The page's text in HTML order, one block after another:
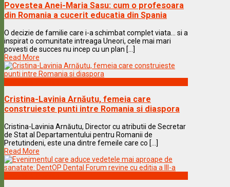
Povestea Anei-Maria Sasu: cum o profesoara
din Romania a cucerit educatia din Spania
O decizie de familie care i-a schimbat complet viata… si a
inspirat o comunitate intreaga Uneori, cele mai mari
povesti de succes nu incep cu un plan [...]
Read More
Cristina-Lavinia Arnăutu, femeia care
construieste punti intre Romania si diaspora
Cristina-Lavinia Arnăutu, Director cu atributii de Secretar
de Stat al Departamentului pentru Romanii de
Pretutindeni, este una dintre femeile care co [...]
Read More